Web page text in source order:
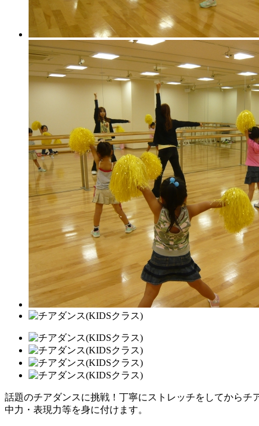
話題のチアダンスに挑戦！丁寧にストレッチをしてから
中力・表現力等を身に付けます。